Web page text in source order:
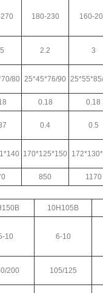
180-230 160-
2.2 3
80 25*45*76/90
0.18 0.18
0.4 0.5
170*125*150
850 1170
10H105B
10 6-10
200 105/125